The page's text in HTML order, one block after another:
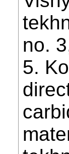
no.
5.